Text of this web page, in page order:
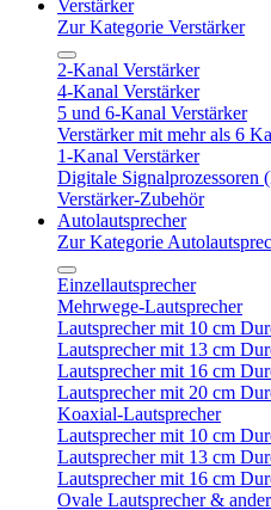
Verstärker
Zur Kategorie Verstärker
2-Kanal Verstärker
4-Kanal Verstärker
5 und 6-Kanal Verstärker
Verstärker mit mehr als 6
1-Kanal Verstärker
Digitale Signalprozessoren
Verstärker-Zubehör
Autolautsprecher
Zur Kategorie
Einzellautsprecher
Mehrwege-Lautsprecher
Lautsprecher mit 10 cm
Lautsprecher mit 13 cm
Lautsprecher mit 16 cm
Lautsprecher mit 20 cm
Koaxial-Lautsprecher
Lautsprecher mit 10 cm
Lautsprecher mit 13 cm
Lautsprecher mit 16 cm
Ovale Lautsprecher &